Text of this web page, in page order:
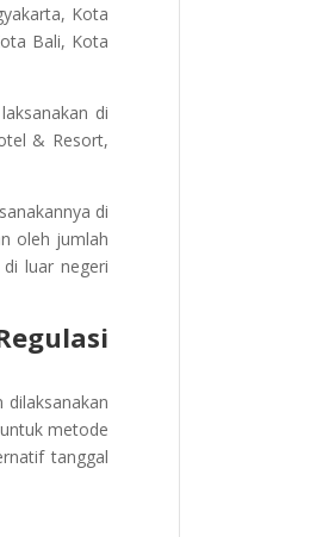
Kota
Bali, Kota
di
& Resort,
di
oleh jumlah
luar negeri
dilaksanakan
metode
tanggal